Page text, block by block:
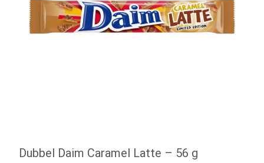
Dubbel Daim Caramel Latte – 56 g